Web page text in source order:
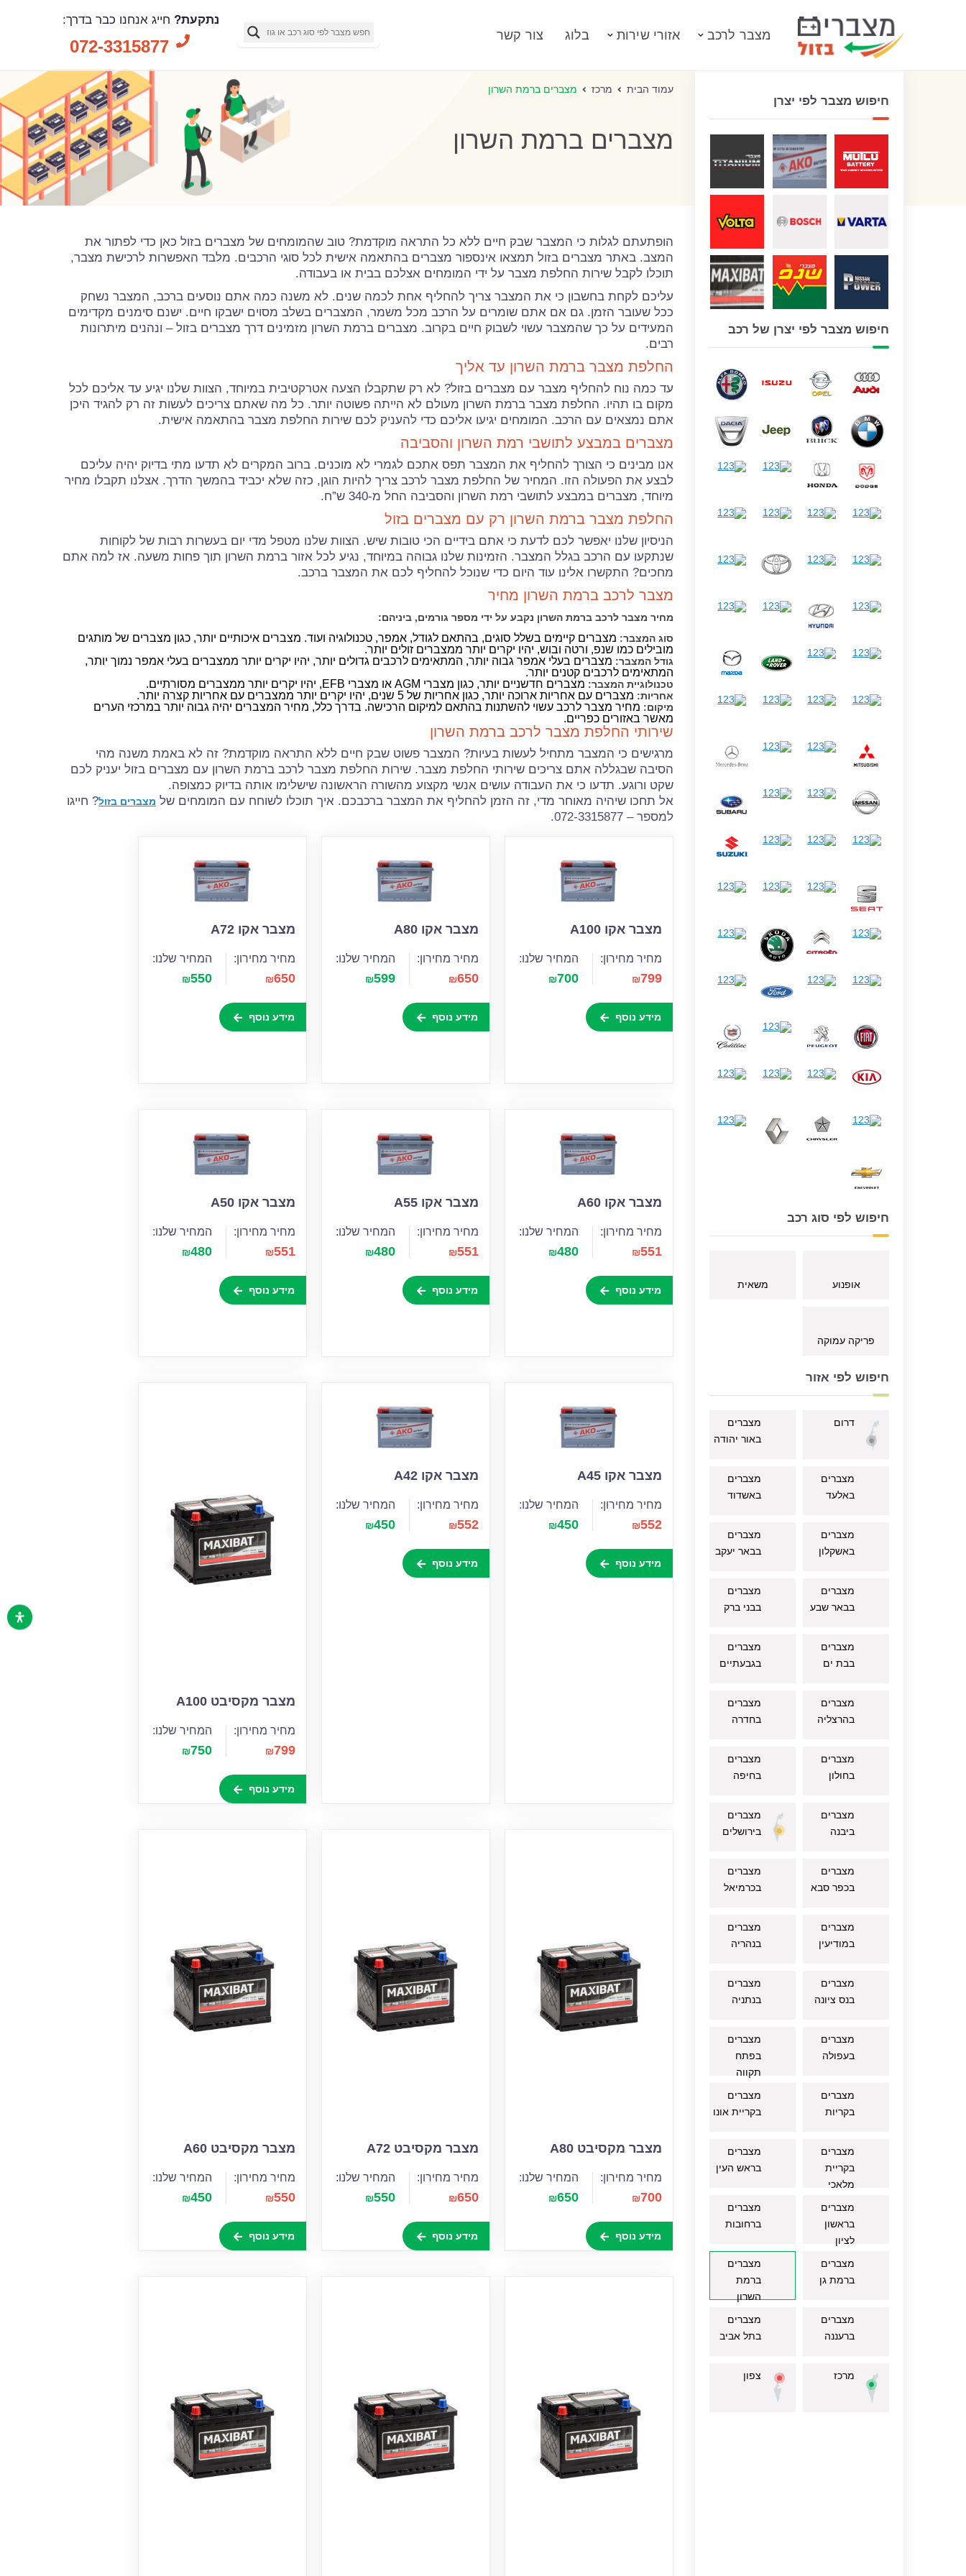
072-3315877
נתקעת? חייג אנחנו כבר בדרך:
מצבר לרכב אזורי שירות בלוג צור קשר
עמוד הבית מרכז מצברים ברמת השרון
מצברים ברמת השרון
הופתעתם לגלות כי המצבר שבק חיים ללא כל התראה מוקדמת? טוב שהמומחים של מצברים בזול כאן כדי לפתור את
המצב. באתר מצברים בזול תמצאו אינספור מצברים בהתאמה אישית לכל סוגי הרכבים. מלבד האפשרות לרכישת מצבר,
תוכלו לקבל שירות החלפת מצבר על ידי המומחים אצלכם בבית או בעבודה.
עליכם לקחת בחשבון כי את המצבר צריך להחליף אחת לכמה שנים. לא משנה כמה אתם נוסעים ברכב, המצבר נשחק
ככל שעובר הזמן. גם אם אתם שומרים על הרכב מכל משמר, המצברים בשלב מסוים ישבקו חיים. ישנם סימנים מקדימים
המעידים על כך שהמצבר עשוי לשבוק חיים בקרוב. מצברים ברמת השרון מזמינים דרך מצברים בזול – ונהנים מיתרונות
רבים.
החלפת מצבר ברמת השרון עד אליך
עד כמה נוח להחליף מצבר עם מצברים בזול? לא רק שתקבלו הצעה אטרקטיבית במיוחד, הצוות שלנו יגיע עד אליכם לכל
מקום בו תהיו. החלפת מצבר ברמת השרון מעולם לא הייתה פשוטה יותר. כל מה שאתם צריכים לעשות זה רק להגיד היכן
אתם נמצאים עם הרכב. המומחים יגיעו אליכם כדי להעניק לכם שירות החלפת מצבר בהתאמה אישית.
מצברים במבצע לתושבי רמת השרון והסביבה
אנו מבינים כי הצורך להחליף את המצבר תפס אתכם לגמרי לא מוכנים. ברוב המקרים לא תדעו מתי בדיוק יהיה עליכם
לבצע את הפעולה הזו. המחיר של החלפת מצבר לרכב צריך להיות הוגן, כזה שלא יכביד בהמשך הדרך. אצלנו תקבלו מחיר
מיוחד, מצברים במבצע לתושבי רמת השרון והסביבה החל מ-340 ש”ח.
החלפת מצבר ברמת השרון רק עם מצברים בזול
הניסיון שלנו יאפשר לכם לדעת כי אתם בידיים הכי טובות שיש. הצוות שלנו מטפל מדי יום בעשרות רבות של לקוחות
שנתקעו עם הרכב בגלל המצבר. הזמינות שלנו גבוהה במיוחד, נגיע לכל אזור ברמת השרון תוך פחות משעה. אז למה אתם
מחכים? התקשרו אלינו עוד היום כדי שנוכל להחליף לכם את המצבר ברכב.
מצבר לרכב ברמת השרון מחיר
מחיר מצבר לרכב ברמת השרון נקבע על ידי מספר גורמים, ביניהם:
סוג המצבר: מצברים קיימים בשלל סוגים, בהתאם לגודל, אמפר, טכנולוגיה ועוד. מצברים איכותיים יותר, כגון מצברים של מותגים
מובילים כמו שנפ, ורטה ובוש, יהיו יקרים יותר ממצברים זולים יותר.
גודל המצבר: מצברים בעלי אמפר גבוה יותר, המתאימים לרכבים גדולים יותר, יהיו יקרים יותר ממצברים בעלי אמפר נמוך יותר,
המתאימים לרכבים קטנים יותר.
טכנולוגיית המצבר: מצברים חדשניים יותר, כגון מצברי AGM או מצברי EFB, יהיו יקרים יותר ממצברים מסורתיים.
אחריות: מצברים עם אחריות ארוכה יותר, כגון אחריות של 5 שנים, יהיו יקרים יותר ממצברים עם אחריות קצרה יותר.
מיקום: מחיר מצבר לרכב עשוי להשתנות בהתאם למיקום הרכישה. בדרך כלל, מחיר המצברים יהיה גבוה יותר במרכזי הערים
מאשר באזורים כפריים.
שירותי החלפת מצבר לרכב ברמת השרון
מרגישים כי המצבר מתחיל לעשות בעיות? המצבר פשוט שבק חיים ללא התראה מוקדמת? זה לא באמת משנה מהי
הסיבה שבגללה אתם צריכים שירותי החלפת מצבר. שירות החלפת מצבר לרכב ברמת השרון עם מצברים בזול יעניק לכם
שקט ורוגע. תדעו כי את העבודה עושים אנשי מקצוע מהשורה הראשונה שישלימו אותה בדיוק כמצופה.
אל תחכו שיהיה מאוחר מדי, זה הזמן להחליף את המצבר ברכבכם. איך תוכלו לשוחח עם המומחים של מצברים בזול? חייגו
למספר – 072-3315877.
מצבר אקו A100
מחיר מחירון:
₪799
המחיר שלנו:
₪700
מידע נוסף
מצבר אקו A80
מחיר מחירון:
₪650
המחיר שלנו:
₪599
מידע נוסף
מצבר אקו A72
מחיר מחירון:
₪650
המחיר שלנו:
₪550
מידע נוסף
מצבר אקו A60
מחיר מחירון:
₪551
המחיר שלנו:
₪480
מידע נוסף
מצבר אקו A55
מחיר מחירון:
₪551
המחיר שלנו:
₪480
מידע נוסף
מצבר אקו A50
מחיר מחירון:
₪551
המחיר שלנו:
₪480
מידע נוסף
מצבר אקו A45
מחיר מחירון:
₪552
המחיר שלנו:
₪450
מידע נוסף
מצבר אקו A42
מחיר מחירון:
₪552
המחיר שלנו:
₪450
מידע נוסף
מצבר מקסיבט A100
מחיר מחירון:
₪799
המחיר שלנו:
₪750
מידע נוסף
מצבר מקסיבט A80
מחיר מחירון:
₪700
המחיר שלנו:
₪650
מידע נוסף
מצבר מקסיבט A72
מחיר מחירון:
₪650
המחיר שלנו:
₪550
מידע נוסף
מצבר מקסיבט A60
מחיר מחירון:
₪550
המחיר שלנו:
₪450
מידע נוסף
חיפוש מצבר לפי יצרן
חיפוש מצבר לפי יצרן של רכב
חיפוש לפי סוג רכב
אופנוע משאית
פריקה עמוקה
חיפוש לפי אזור
דרום
מצברים
באור יהודה
מצברים
באלעד
מצברים
באשדוד
מצברים
באשקלון
מצברים
בבאר יעקב
מצברים
בבאר שבע
מצברים
בבני ברק
מצברים
בבת ים
מצברים
בגבעתיים
מצברים
בהרצליה
מצברים
בחדרה
מצברים
בחולון
מצברים
בחיפה
מצברים
ביבנה
מצברים
בירושלים
מצברים
בכפר סבא
מצברים
בכרמיאל
מצברים
במודיעין
מצברים
בנהריה
מצברים
בנס ציונה
מצברים
בנתניה
מצברים
בעפולה
מצברים
בפתח
תקווה
מצברים
בקריות
מצברים
בקריית אונו
מצברים
בקריית
מלאכי
מצברים
בראש העין
מצברים
בראשון
לציון
מצברים
ברחובות
מצברים
ברמת גן
מצברים
ברמת
השרון
מצברים
ברעננה
מצברים
בתל אביב
מרכז צפון